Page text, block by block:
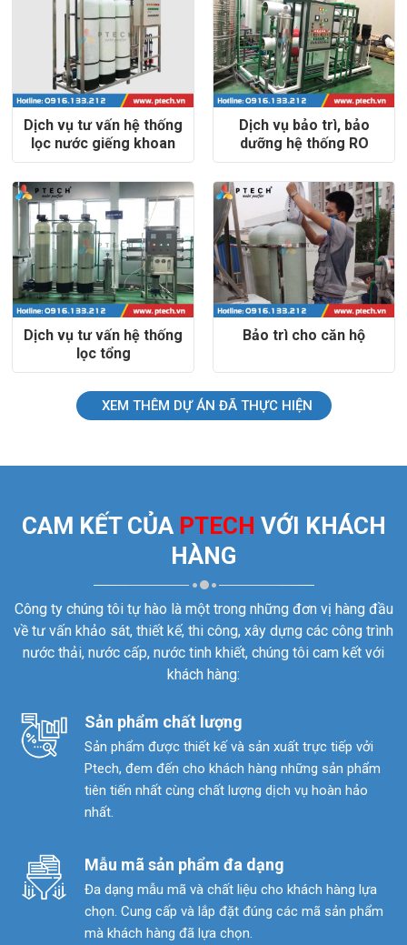
Dịch vụ tư vấn hệ thống
lọc nước giếng khoan
Dịch vụ bảo trì, bảo
dưỡng hệ thống RO
Dịch vụ tư vấn hệ thống
lọc tổng
Bảo trì cho căn hộ
XEM THÊM DỰ ÁN ĐÃ THỰC HIỆN
CAM KẾT CỦA PTECH VỚI KHÁCH
HÀNG
Công ty chúng tôi tự hào là một trong những đơn vị hàng đầu
về tư vấn khảo sát, thiết kế, thi công, xây dựng các công trình
nước thải, nước cấp, nước tinh khiết, chúng tôi cam kết với
khách hàng:
Sản phẩm chất lượng
Sản phẩm được thiết kế và sản xuất trực tiếp vởi
Ptech, đem đến cho khách hàng những sản phẩm
tiên tiến nhất cùng chất lượng dịch vụ hoàn hảo
nhất.
Mẫu mã sản phẩm đa dạng
Đa dạng mẫu mã và chất liệu cho khách hàng lựa
chọn. Cung cấp và lắp đặt đúng các mã sản phẩm
mà khách hàng đã lựa chọn.